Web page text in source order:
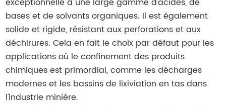
bases et de solvants organiques. Il est également
solide et rigide, résistant aux perforations et aux
déchirures. Cela en fait le choix par défaut pour les
applications où le confinement des produits
chimiques est primordial, comme les décharges
modernes et les bassins de lixiviation en tas dans
l'industrie minière.